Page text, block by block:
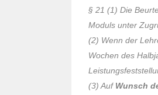
§ 21 (1) Die
Moduls unter
(2) Wenn der
Wochen des
(3) Auf Wunsch